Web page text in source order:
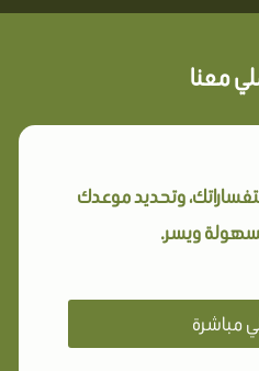
معنا
وتحديد موعدك
ويسر.
مباشرة